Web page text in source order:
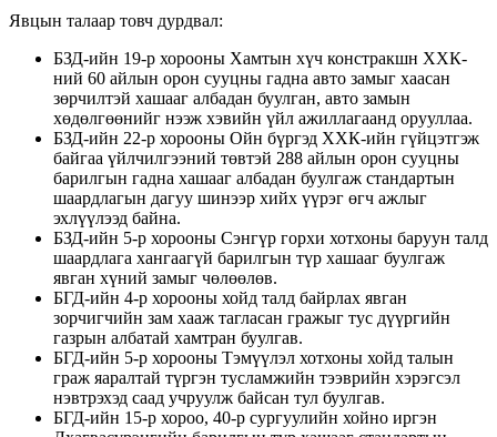
Явцын талаар товч дурдвал:
БЗД-ийн 19-р хорооны Хамтын хүч констракшн ХХК-
ний 60 айлын орон сууцны гадна авто замыг хаасан
зөрчилтэй хашааг албадан буулган, авто замын
хөдөлгөөнийг нээж хэвийн үйл ажиллагаанд орууллаа.
БЗД-ийн 22-р хорооны Ойн бүргэд ХХК-ийн гүйцэтгэж
байгаа үйлчилгээний төвтэй 288 айлын орон сууцны
барилгын гадна хашааг албадан буулгаж стандартын
шаардлагын дагуу шинээр хийх үүрэг өгч ажлыг
эхлүүлээд байна.
БЗД-ийн 5-р хорооны Сэнгүр горхи хотхоны баруун талд
шаардлага хангаагүй барилгын түр хашааг буулгаж
явган хүний замыг чөлөөлөв.
БГД-ийн 4-р хорооны хойд талд байрлах явган
зорчигчийн зам хааж тагласан гражыг тус дүүргийн
газрын албатай хамтран буулгав.
БГД-ийн 5-р хорооны Тэмүүлэл хотхоны хойд талын
граж яаралтай түргэн тусламжийн тээврийн хэрэгсэл
нэвтрэхэд саад учруулж байсан тул буулгав.
БГД-ийн 15-р хороо, 40-р сургуулийн хойно иргэн